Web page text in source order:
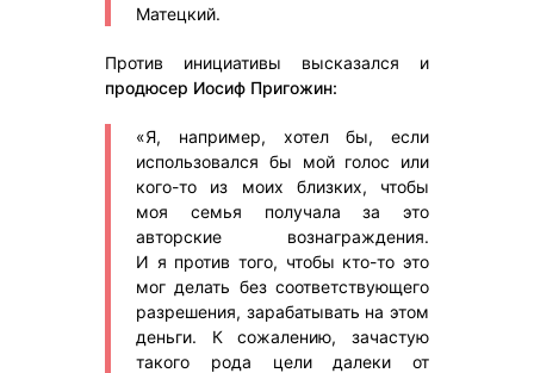
Матецкий.
Против инициативы высказался и
продюсер Иосиф Пригожин:
«Я, например, хотел бы, если
использовался бы мой голос или
кого-то из моих близких, чтобы
моя семья получала за это
авторские вознаграждения.
И я против того, чтобы кто-то это
мог делать без соответствующего
разрешения, зарабатывать на этом
деньги. К сожалению, зачастую
такого рода цели далеки от